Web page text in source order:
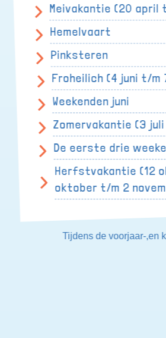
Meivakantie (20 april
Hemelvaart
Pinksteren
Froheilich (4 juni t/m
Weekenden juni
Zomervakantie (3
De eerste drie
Herfstvakantie (12
oktober t/m 2
Tijdens de voorjaar-,en